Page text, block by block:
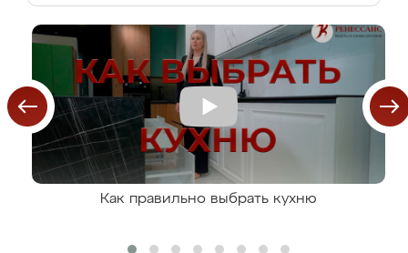
Как правильно выбрать кухню